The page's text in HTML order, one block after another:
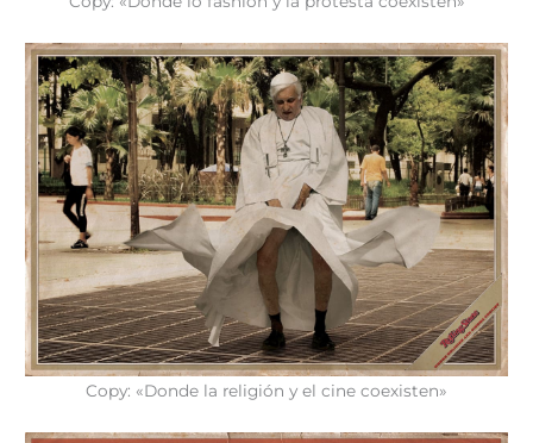
Copy: «Donde la religión y el cine coexisten»